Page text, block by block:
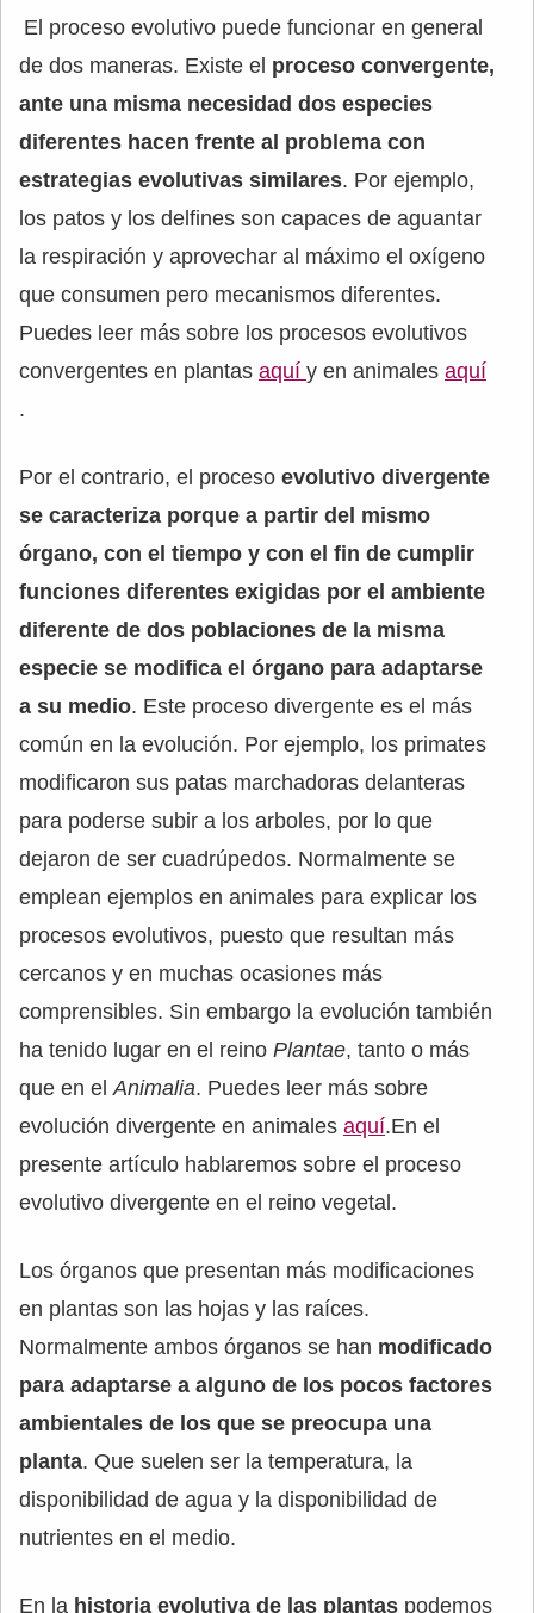
El proceso evolutivo puede funcionar en general
de dos maneras. Existe el proceso convergente,
ante una misma necesidad dos especies
diferentes hacen frente al problema con
estrategias evolutivas similares. Por ejemplo,
los patos y los delfines son capaces de aguantar
la respiración y aprovechar al máximo el oxígeno
que consumen pero mecanismos diferentes.
Puedes leer más sobre los procesos evolutivos
convergentes en plantas aquí y en animales aquí
.
Por el contrario, el proceso evolutivo divergente
se caracteriza porque a partir del mismo
órgano, con el tiempo y con el fin de cumplir
funciones diferentes exigidas por el ambiente
diferente de dos poblaciones de la misma
especie se modifica el órgano para adaptarse
a su medio. Este proceso divergente es el más
común en la evolución. Por ejemplo, los primates
modificaron sus patas marchadoras delanteras
para poderse subir a los arboles, por lo que
dejaron de ser cuadrúpedos. Normalmente se
emplean ejemplos en animales para explicar los
procesos evolutivos, puesto que resultan más
cercanos y en muchas ocasiones más
comprensibles. Sin embargo la evolución también
ha tenido lugar en el reino Plantae, tanto o más
que en el Animalia. Puedes leer más sobre
evolución divergente en animales aquí.En el
presente artículo hablaremos sobre el proceso
evolutivo divergente en el reino vegetal.
Los órganos que presentan más modificaciones
en plantas son las hojas y las raíces.
Normalmente ambos órganos se han modificado
para adaptarse a alguno de los pocos factores
ambientales de los que se preocupa una
planta. Que suelen ser la temperatura, la
disponibilidad de agua y la disponibilidad de
nutrientes en el medio.
En la historia evolutiva de las plantas podemos